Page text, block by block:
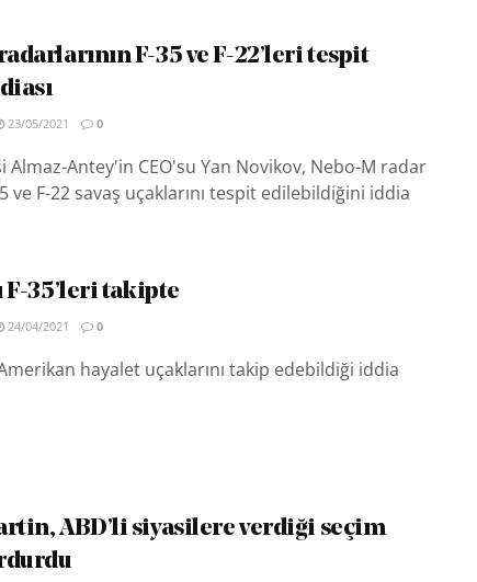
F-35 ve F-22’leri tespit
23/05/2021 0
Almaz-Antey'in CEO'su Yan Novikov, Nebo-M radar
ve F-22 savaş uçaklarını tespit edilebildiğini iddia
F-35’leri takipte
24/04/2021 0
hayalet uçaklarını takip edebildiği iddia
ABD’li siyasilere verdiği seçim